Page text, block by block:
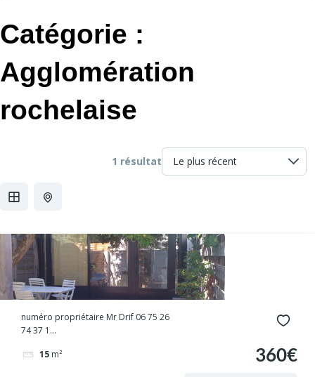
Catégorie :
Agglomération
rochelaise
1 résultat
numéro propriétaire Mr Drif 06 75 26
74 37 1...
15 m² 360€